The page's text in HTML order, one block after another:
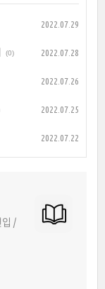
2022.07.29
(0) 2022.07.28
2022.07.26
2022.07.25
2022.07.22
입 /